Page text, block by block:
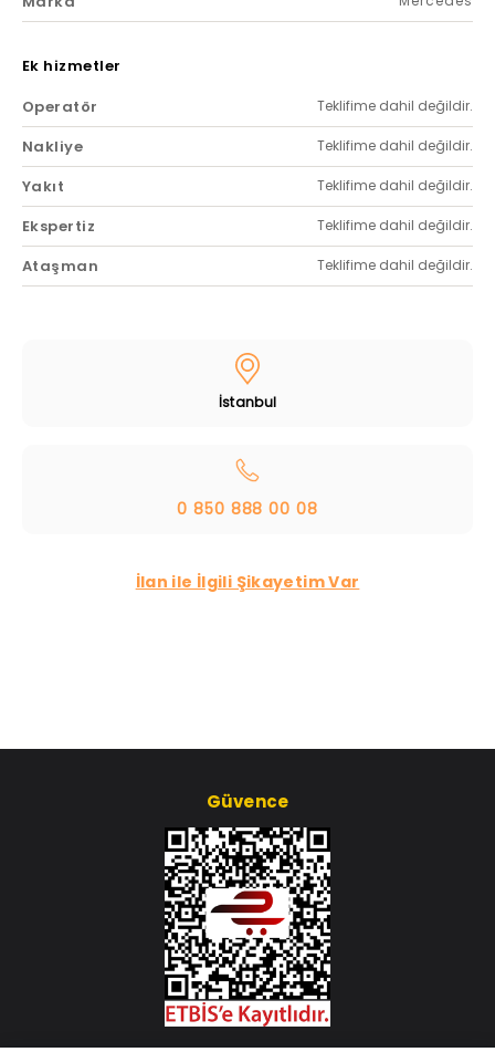
Ek hizmetler
Operatör
Teklifime dahil değildir.
Nakliye Teklifime dahil değildir.
Yakıt Teklifime dahil değildir.
Ekspertiz Teklifime dahil değildir.
Ataşman Teklifime dahil değildir.
İstanbul
0 850 888 00 08
İlan ile İlgili Şikayetim Var
Güvence